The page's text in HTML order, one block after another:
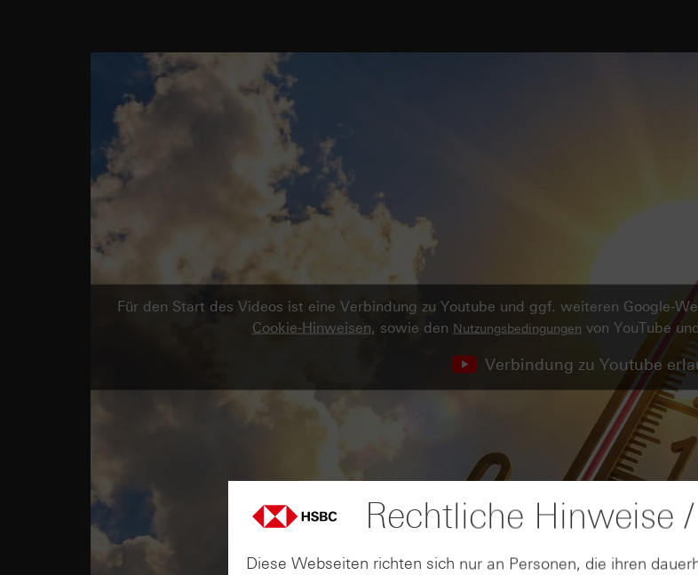
Für den Start des Videos ist eine Verbindung zu Youtube und ggf. weiteren Google-
Cookie-Hinweisen, sowie den Nutzungsbedingungen von YouTube
Verbindung zu Youtube
Rechtliche Hinweise
Diese Webseiten richten sich nur an Personen, die ihren